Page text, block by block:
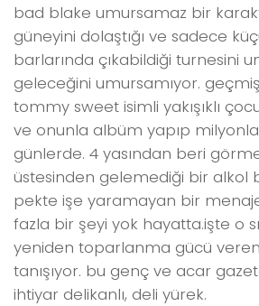
bad blake umursamaz bir
güneyini dolaştığı ve sadece
barlarında çıkabildiği turnesini
geleceğini umursamıyor.
tommy sweet isimli yakışıklı
ve onunla albüm yapıp
günlerde. 4 yasından beri
üstesinden gelemediği bir alkol
pekte işe yaramayan bir
fazla bir şeyi yok hayatta.işte o
yeniden toparlanma gücü
tanışıyor. bu genç ve acar
ihtiyar delikanlı, deli yürek.